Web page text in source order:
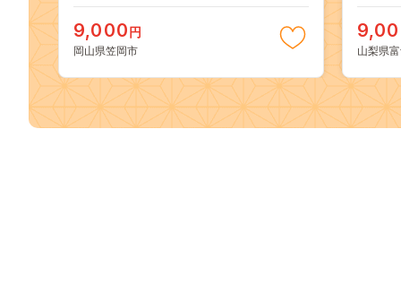
果物 デザート 旬 モモ もも 先行予約
送料無料 果物 岡山県 笠岡市 清水白
kasaoka_zsy_419_100---
9,000 円
岡山県笠岡市
物 く
どう
九千円
山梨県